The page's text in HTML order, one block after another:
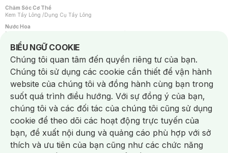
Chăm Sóc Cơ Thể
Kem Tẩy Lông /Dụng Cụ Tẩy Lông
Nước Hoa
Nước Hoa Nữ
Chăm Sóc Cá Nhân
Chống Muỗi /Khẩu Trang /Máy Massage/Mặt Nạ Xông Hơi /Nước Rửa Tay/
Sản Phẩm Chăm Sóc Khác /Bàn Chải Đánh Răng /Bàn Chải Điện/
Hỗ Trợ Trắng Răng/Kem Đánh Răng /Máy Tăm Nước/ Nước Súc Miệng/
Tăm / Chỉ Nha Khoa/ Xịt Thơm Miệng / Dung Dịch Vệ Sinh/Dưỡng Vùng Kín/
Khăn Ướt Vệ Sinh Vùng Kín/Băng Vệ Sinh/Tampon/Bọt Cạo Râu /Dao Cạo Râu/
Máy Cạo Râu
Vấn Đề Về Da
Da Dầu / Lỗ Chân Lông To/ Da Khô / Mất Nước/ Da Lão Hóa/ Da Mụn/
Da Nhạy Cảm / Kích Ứng
Da Xỉn Màu Thâm / Nám / Tàn Nhang
Quầng Thâm & Bọng Mắt /Sẹo /Viêm Da Cơ Địa
Dụng Cụ / Phụ Kiện Chăm Sóc Da
Bông Tẩy Trang
Khăn Lau Mặt Khô Dụng Cụ / Máy Rửa Mặt Máy Chăm Sóc Da
Dụng Cụ Chăm Sóc Khác
BIỂU NGỮ COOKIE
Notice about cookies usage
Chúng tôi quan tâm đến quyền riêng tư của bạn.
Chúng tôi sử dụng các cookie cần thiết để vận hành
website của chúng tôi và đồng hành cùng bạn trong
suốt quá trình điều hướng. Với sự đồng ý của bạn,
chúng tôi và các đối tác của chúng tôi cũng sử dụng
cookie để theo dõi các hoạt động trực tuyến của
bạn, đề xuất nội dung và quảng cáo phù hợp với sở
thích và ưu tiên của bạn cũng như các chức năng